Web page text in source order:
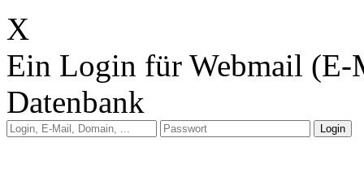
X
Ein Login für Webmail (E-
Datenbank